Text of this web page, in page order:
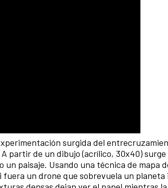
surgida del
partir de un dibujo (acrílico, 30x40)
un paisaje. Usando una técnica de mapa
un drone que sobrevuela un